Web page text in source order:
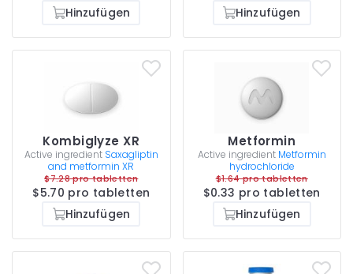
Hinzufügen
Hinzufügen
Kombiglyze XR
Active ingredient Saxagliptin
and metformin XR
$7.28 pro tabletten
$5.70 pro tabletten
Hinzufügen
Metformin
Active ingredient Metformin
hydrochloride
$1.64 pro tabletten
$0.33 pro tabletten
Hinzufügen